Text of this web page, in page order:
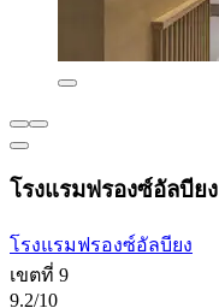
โรงแรมฟรองซ์อัลบียง
โรงแรมฟรองซ์อัลบียง
เขตที่ 9
9.2/10